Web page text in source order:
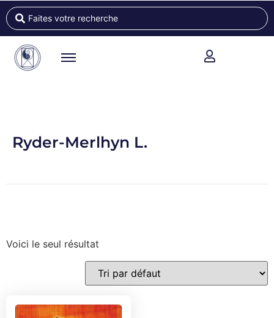
Ryder-Merlhyn L.
Voici le seul résultat